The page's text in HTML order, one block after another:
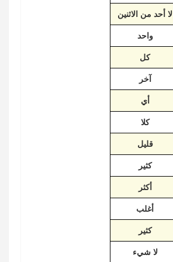
لا أحد من الاثنين
واحد
كل
آخر
أي
كلا
قليل
كثير
أكثر
أغلب
كثير
لا شيء